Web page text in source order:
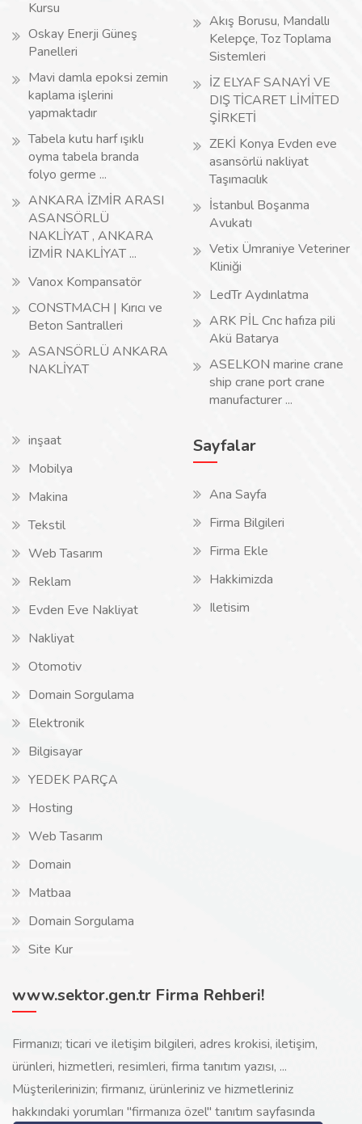
Kursu
Oskay Enerji Güneş
Panelleri
Mavi damla epoksi zemin
kaplama işlerini
yapmaktadır
Tabela kutu harf ışıklı
oyma tabela branda
folyo germe ...
ANKARA İZMİR ARASI
ASANSÖRLÜ
NAKLİYAT , ANKARA
İZMİR NAKLİYAT ...
Vanox Kompansatör
CONSTMACH | Kırıcı ve
Beton Santralleri
ASANSÖRLÜ ANKARA
NAKLİYAT
Akış Borusu, Mandallı
Kelepçe, Toz Toplama
Sistemleri
İZ ELYAF SANAYİ VE
DIŞ TİCARET LİMİTED
ŞİRKETİ
ZEKİ Konya Evden eve
asansörlü nakliyat
Taşımacılık
İstanbul Boşanma
Avukatı
Vetix Ümraniye Veteriner
Kliniği
LedTr Aydınlatma
ARK PİL Cnc hafıza pili
Akü Batarya
ASELKON marine crane
ship crane port crane
manufacturer ...
inşaat
Mobilya
Makina
Tekstil
Web Tasarım
Reklam
Evden Eve Nakliyat
Nakliyat
Otomotiv
Domain Sorgulama
Elektronik
Bilgisayar
YEDEK PARÇA
Hosting
Web Tasarım
Domain
Matbaa
Domain Sorgulama
Site Kur
Sayfalar
Ana Sayfa
Firma Bilgileri
Firma Ekle
Hakkimizda
Iletisim
www.sektor.gen.tr Firma Rehberi!
Firmanızı; ticari ve iletişim bilgileri, adres krokisi, iletişim,
ürünleri, hizmetleri, resimleri, firma tanıtım yazısı, ...
Müşterilerinizin; firmanız, ürünleriniz ve hizmetleriniz
hakkındaki yorumları "firmanıza özel" tanıtım sayfasında